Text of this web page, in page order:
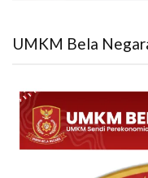
UMKM Bela